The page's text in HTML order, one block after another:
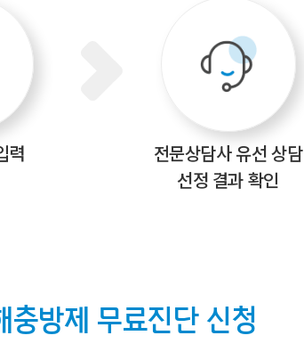
력 전문상담사 유선 상담
선정 결과 확인
충방제 무료진단 신청